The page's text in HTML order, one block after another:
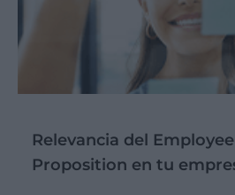
Relevancia del
Proposition en tu